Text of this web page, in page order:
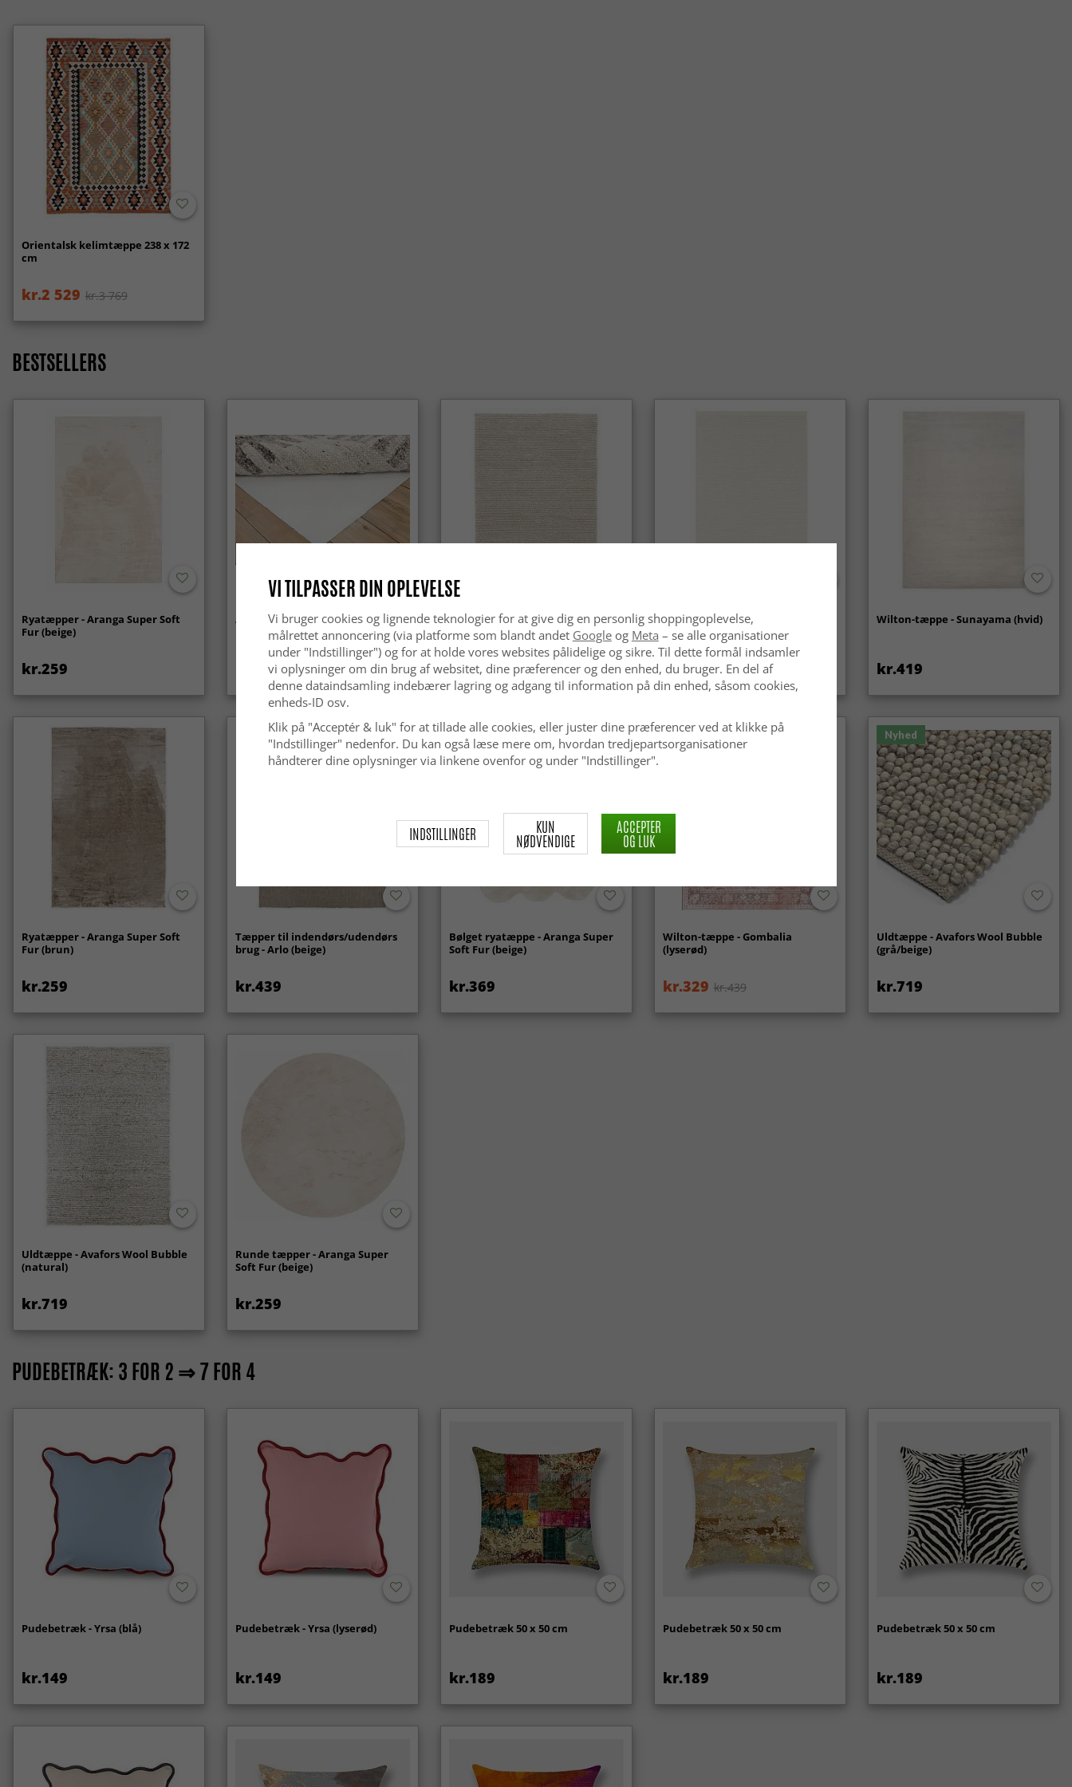
hjem.
Orientalsk kelimtæppe 238 x 172
cm
kr.2 529 kr.3 769
BESTSELLERS
Ryatæpper - Aranga Super Soft
Fur (beige)
kr.259
Anti-slip/Skridsikker
kr.119
Uldtæppe - Avafors Wool Bubble
(beige)
kr.629
Uldtæppe - Coastal (creme)
kr.629
Wilton-tæppe - Sunayama (hvid)
kr.419
Ryatæpper - Aranga Super Soft
Fur (brun)
kr.259
Tæpper til indendørs/udendørs
brug - Arlo (beige)
kr.439
Nyhed
Bølget ryatæppe - Aranga Super
Soft Fur (beige)
kr.369
Wilton-tæppe - Gombalia
(lyserød)
kr.329 kr.439
Nyhed
Uldtæppe - Avafors Wool Bubble
(grå/beige)
kr.719
Uldtæppe - Avafors Wool Bubble
(natural)
kr.719
Runde tæpper - Aranga Super
Soft Fur (beige)
kr.259
PUDEBETRÆK: 3 FOR 2 ⇒ 7 FOR 4
Pudebetræk - Yrsa (blå)
kr.149
Pudebetræk - Yrsa (lyserød)
kr.149
Pudebetræk 50 x 50 cm
kr.189
Pudebetræk 50 x 50 cm
kr.189
Pudebetræk 50 x 50 cm
kr.189
VI TILPASSER DIN OPLEVELSE
Vi bruger cookies og lignende teknologier for at give dig en personlig shoppingoplevelse,
målrettet annoncering (via platforme som blandt andet Googleog Meta – se alle organisationer
under "Indstillinger") og for at holde vores websites pålidelige og sikre. Til dette formål indsamler
vi oplysninger om din brug af websitet, dine præferencer og den enhed, du bruger. En del af
denne dataindsamling indebærer lagring og adgang til information på din enhed, såsom cookies,
enheds-ID osv.
Klik på "Acceptér & luk" for at tillade alle cookies, eller juster dine præferencer ved at klikke på
"Indstillinger" nedenfor. Du kan også læse mere om, hvordan tredjepartsorganisationer
håndterer dine oplysninger via linkene ovenfor og under "Indstillinger".
INDSTILLINGER KUN
NØDVENDIGE
ACCEPTER
OG LUK